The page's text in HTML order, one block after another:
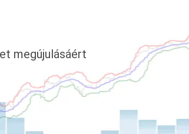
megújulásáért